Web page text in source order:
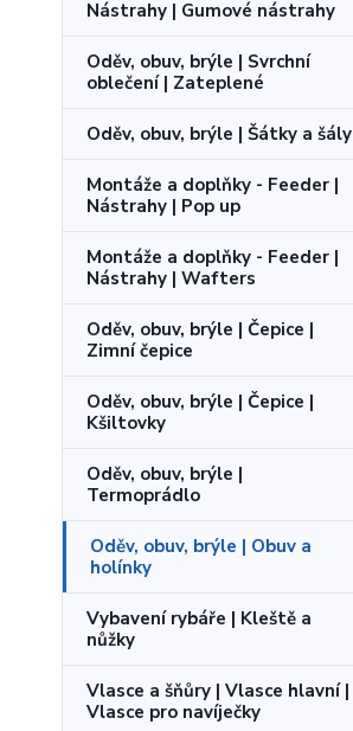
Nástrahy | Gumové nástrahy
Oděv, obuv, brýle | Svrchní
oblečení | Zateplené
Oděv, obuv, brýle | Šátky a šály
Montáže a doplňky - Feeder |
Nástrahy | Pop up
Montáže a doplňky - Feeder |
Nástrahy | Wafters
Oděv, obuv, brýle | Čepice |
Zimní čepice
Oděv, obuv, brýle | Čepice |
Kšiltovky
Oděv, obuv, brýle |
Termoprádlo
Oděv, obuv, brýle | Obuv a
holínky
Vybavení rybáře | Kleště a
nůžky
Vlasce a šňůry | Vlasce hlavní |
Vlasce pro navíječky